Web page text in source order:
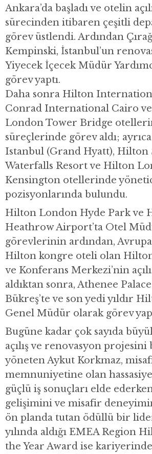
Ankara’da başladı ve otelin
sürecinden itibaren çeşitli
görev üstlendi. Ardından
Kempinski, İstanbul’un
Yiyecek İçecek Müdür
görev yaptı.
Daha sonra Hilton
Conrad International Cairo
London Tower Bridge
süreçlerinde görev aldı;
Istanbul (Grand Hyatt), Hilton
Waterfalls Resort ve Hilton
Kensington otellerinde
pozisyonlarında bulundu.
Hilton London Hyde Park ve
Heathrow Airport’ta Otel
görevlerinin ardından,
Hilton kongre oteli olan
ve Konferans Merkezi’nin
aldıktan sonra, Athenee
Bükreş’te ve son yedi yıldır
Genel Müdür olarak görev
Bugüne kadar çok sayıda
açılış ve renovasyon projesini
yöneten Aykut Korkmaz,
memnuniyetine olan
güçlü iş sonuçları elde
gelişimini ve misafir
ön planda tutan ödüllü bir
yılında aldığı EMEA Region
the Year Award ise